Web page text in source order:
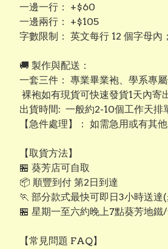
​一邊一行： +$60
​一邊兩行： +$105
字數限制： 英文每行 12 個字母內
​​🚚 製作與配送：
一套三件： 專業畢業袍、學系專屬
裸袍如有現貨可快速發貨1天內寄
出貨時間: 一般約2-10個工作天排
【​急件處理】： 如需急用或有其
【取貨方法】
🏪 葵芳店可自取
📦 順豐到付 第2日到達
🏃 部分款式最快可即日3小時送達
🏪 星期一至六約晚上7點葵芳地
【常見問題 FAQ】